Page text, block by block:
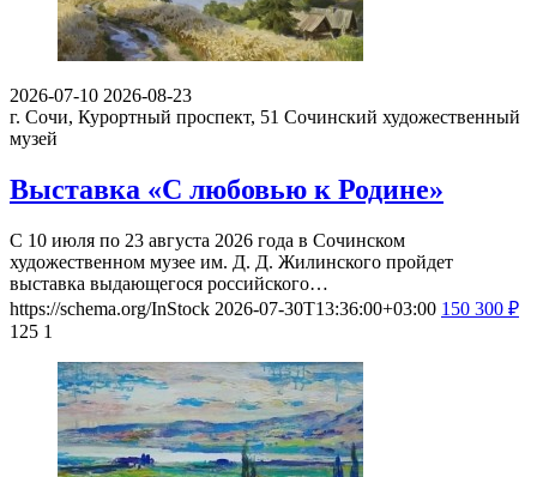
2026-07-10 2026-08-23
г. Сочи, Курортный проспект, 51 Сочинский художественный
музей
Выставка «С любовью к Родине»
С 10 июля по 23 августа 2026 года в Сочинском
художественном музее им. Д. Д. Жилинского пройдет
выставка выдающегося российского…
https://schema.org/InStock 2026-07-30T13:36:00+03:00 150 300 ₽
125 1